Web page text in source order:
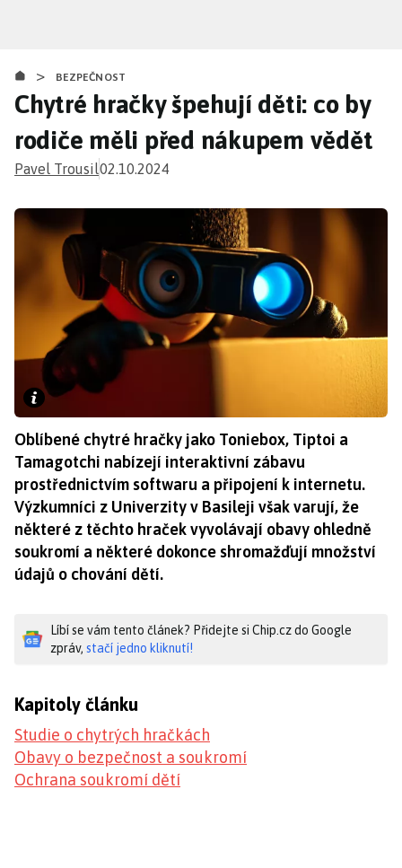
obsahu
> BEZPEČNOST
Chytré hračky špehují děti: co by
rodiče měli před nákupem vědět
Pavel Trousil02.10.2024
Oblíbené chytré hračky jako Toniebox, Tiptoi a
Tamagotchi nabízejí interaktivní zábavu
prostřednictvím softwaru a připojení k internetu.
Výzkumníci z Univerzity v Basileji však varují, že
některé z těchto hraček vyvolávají obavy ohledně
soukromí a některé dokonce shromažďují množství
údajů o chování dětí.
Líbí se vám tento článek? Přidejte si Chip.cz do Google
zpráv, stačí jedno kliknutí!
Kapitoly článku
Studie o chytrých hračkách
Obavy o bezpečnost a soukromí
Ochrana soukromí dětí